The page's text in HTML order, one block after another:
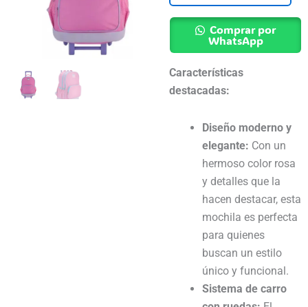
Características
destacadas:
Diseño moderno y
elegante: Con un
hermoso color rosa
y detalles que la
hacen destacar, esta
mochila es perfecta
para quienes
buscan un estilo
único y funcional.
Sistema de carro
Rosa
Base
Reforzada
-
Filgo
Comprar por
WhatsApp